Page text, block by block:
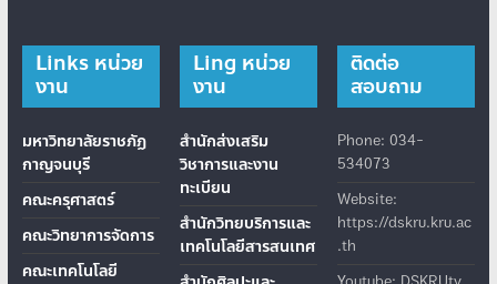
Links หน่วย
งาน
มหาวิทยาลัยราชภัฏ
กาญจนบุรี
คณะครุศาสตร์
คณะวิทยาการจัดการ
คณะเทคโนโลยี
Ling หน่วย
งาน
สำนักส่งเสริม
วิชาการและงาน
ทะเบียน
สำนักวิทยบริการและ
เทคโนโลยีสารสนเทศ
ติดต่อ
สอบถาม
Phone: 034-
534073
Website:
https://dskru.kru.ac
.th